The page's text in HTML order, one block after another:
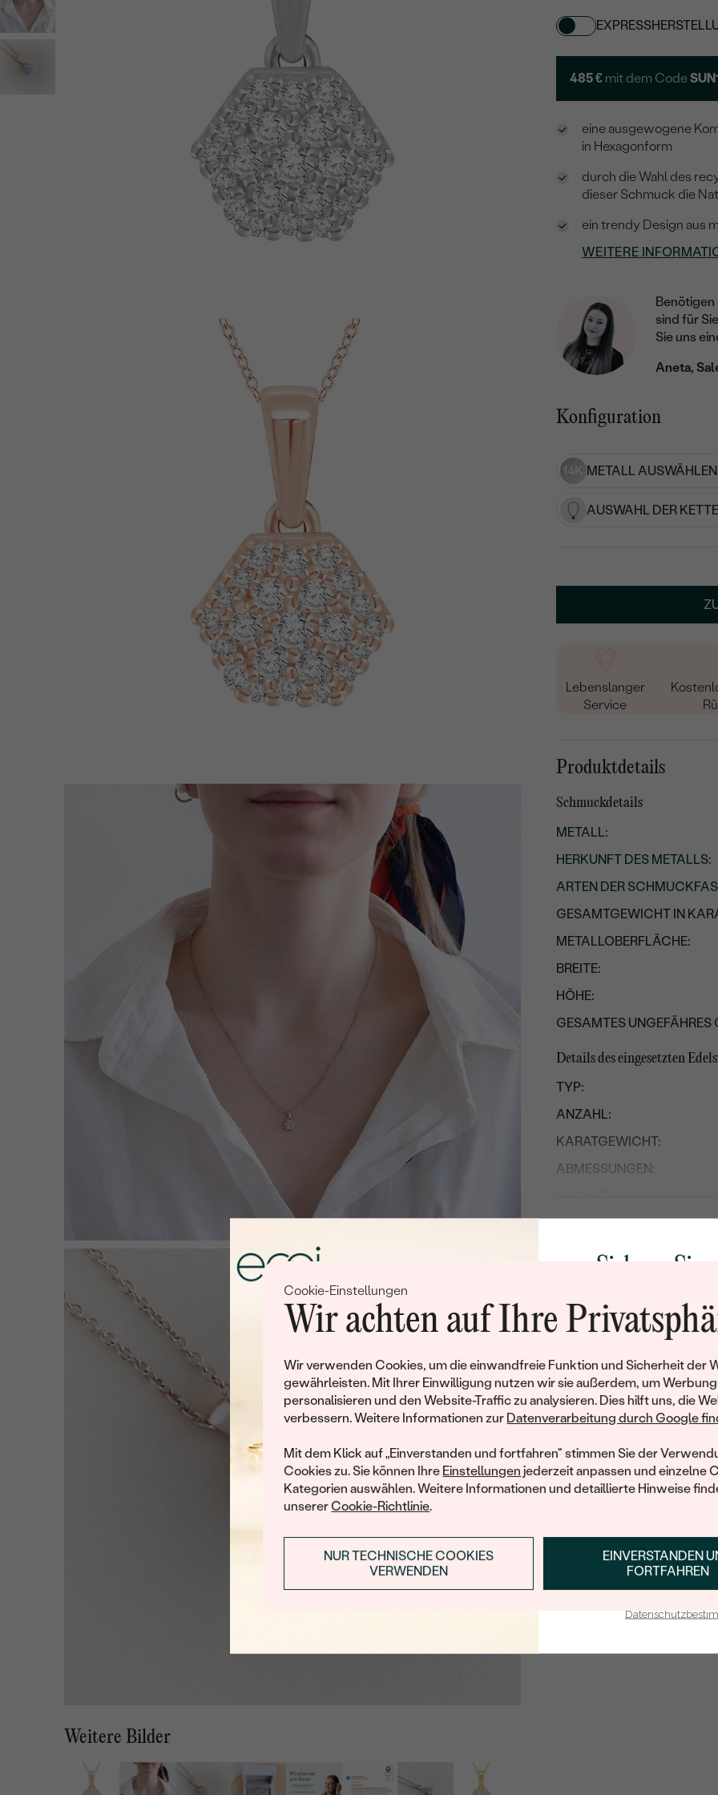
Cookie-Einstellungen
Wir achten auf Ihre
Wir verwenden Cookies, um die einwandfreie Funktion und Sicherheit der
gewährleisten. Mit Ihrer Einwilligung nutzen wir sie außerdem, um Werbung
personalisieren und den Website-Traffic zu analysieren. Dies hilft uns, die
verbessern. Weitere Informationen zur Datenverarbeitung durch Google
Mit dem Klick auf „Einverstanden und fortfahren" stimmen Sie der
Cookies zu. Sie können Ihre Einstellungen jederzeit anpassen und einzelne
Kategorien auswählen. Weitere Informationen und detaillierte Hinweise
unsererCookie-Richtlinie.
EINVERSTANDEN
FORTFAHREN
NUR TECHNISCHE COOKIES
VERWENDEN
Weitere Bilder
485 € mit dem Code
eine ausgewogene
in Hexagonform
durch die Wahl des
dieser Schmuck die
ein trendy Design aus
WEITERE
Benötigen
sind für
Sie uns
Aneta,
Konfiguration
14K METALL
AUSWAHL DER
Lebenslanger
Service
Produktdetails
Schmuckdetails
METALL:
HERKUNFT DES METALLS:
ARTEN DER
GESAMTGEWICHT IN
METALLOBERFLÄCHE:
BREITE:
HÖHE:
GESAMTES UNGEFÄHRES
Details des eingesetzten
TYP:
ANZAHL:
KARATGEWICHT:
ABMESSUNGEN:
FARBE:
Nebensteine
ANZAHL:
KARATGEWICHT:
ABMESSUNGEN:
FORM:
REINHEIT:
HERKUNFT:
KARATGEWICHT:
Sichern Sie
Rabatt auf
Werden Sie Teil
und entdecken Sie die
gefertigten Schmucks
Ihren ersten
ANMELDEN &
E-Mail-Adresse je bei uns in